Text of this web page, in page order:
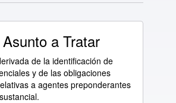
a Tratar
de la identificación de
y de las obligaciones
a agentes preponderantes